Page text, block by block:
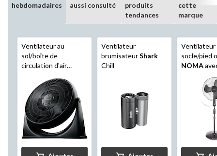
hebdomadaires
aussi consulté
produits
tendances
cette
marque
Ventilateur au
sol/boîte de
circulation d'air
TurboForce, 3
vitesses, noir, 18 po
Ventilateur
brumisateurShark
Chill
Ventilateur
socle/pied
NOMA
vitesses,